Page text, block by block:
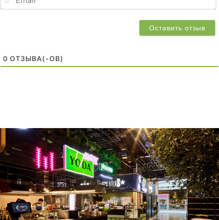
0 ОТЗЫВA(-ОВ)